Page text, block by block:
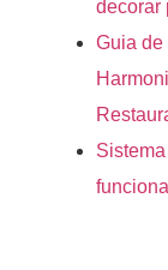
decorar
Guia de